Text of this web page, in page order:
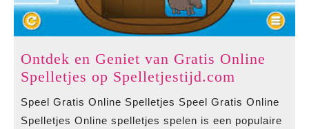
Ontdek en Geniet van Gratis Online
Spelletjes op Spelletjestijd.com
Geniet
Speel Gratis Online Spelletjes Speel Gratis Online
Spelletjes Online spelletjes spelen is een populaire